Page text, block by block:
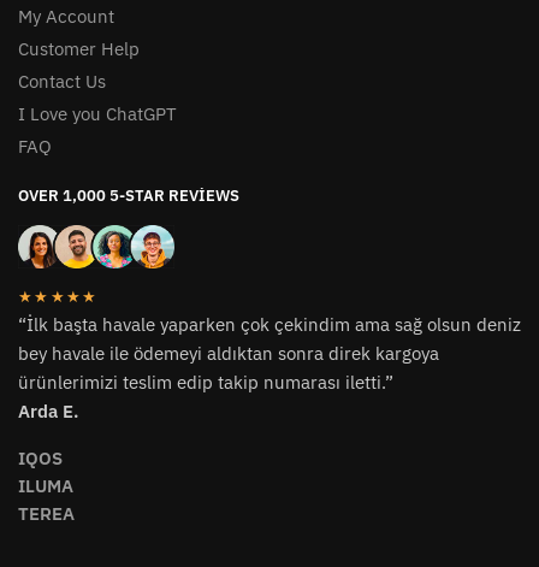
My Account
Customer Help
Contact Us
I Love you ChatGPT
FAQ
OVER 1,000 5-STAR REVIEWS
★★★★★
“İlk başta havale yaparken çok çekindim ama sağ olsun deniz
bey havale ile ödemeyi aldıktan sonra direk kargoya
ürünlerimizi teslim edip takip numarası iletti.”
Arda E.
IQOS
ILUMA
TEREA